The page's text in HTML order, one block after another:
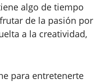
algo de tiempo
de la pasión por
a la creatividad,
para entretenerte